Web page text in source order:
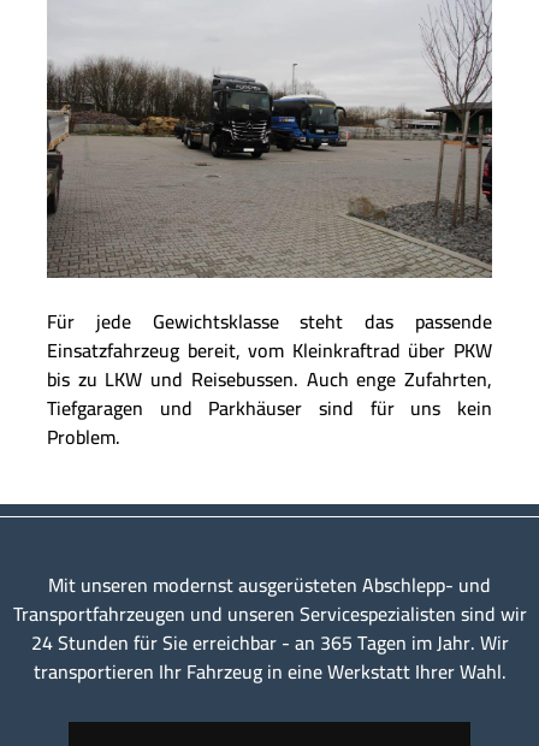
Für jede Gewichtsklasse steht das passende
Einsatzfahrzeug bereit, vom Kleinkraftrad über PKW
bis zu LKW und Reisebussen. Auch enge Zufahrten,
Tiefgaragen und Parkhäuser sind für uns kein
Problem.
Mit unseren modernst ausgerüsteten Abschlepp- und
Transportfahrzeugen und unseren Servicespezialisten sind wir
24 Stunden für Sie erreichbar - an 365 Tagen im Jahr. Wir
transportieren Ihr Fahrzeug in eine Werkstatt Ihrer Wahl.